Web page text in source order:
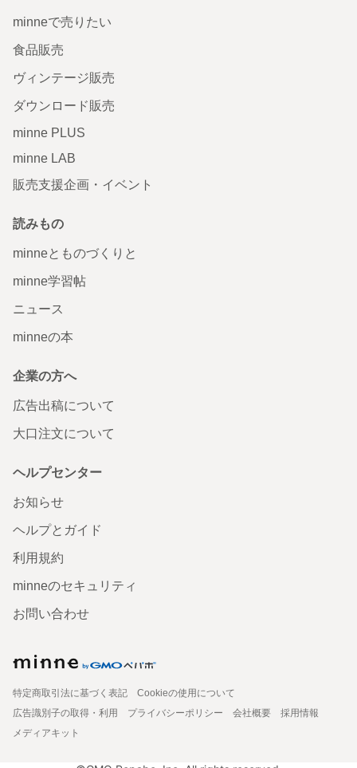
minneで売りたい
食品販売
ヴィンテージ販売
ダウンロード販売
minne PLUS
minne LAB
販売支援企画・イベント
読みもの
minneとものづくりと
minne学習帖
ニュース
minneの本
企業の方へ
広告出稿について
大口注文について
ヘルプセンター
お知らせ
ヘルプとガイド
利用規約
minneのセキュリティ
お問い合わせ
特定商取引法に基づく表記
Cookieの使用について
広告識別子の取得・利用
プライバシーポリシー 会社概要
採用情報
メディアキット